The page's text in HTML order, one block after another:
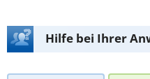
Hilfe bei Ihrer